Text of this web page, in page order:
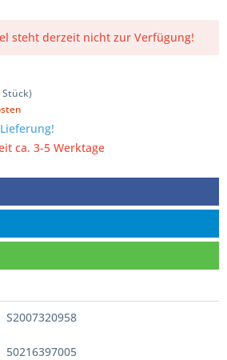
steht derzeit nicht zur Verfügung!
Stück)
ca. 3-5 Werktage
S2007320958
50216397005